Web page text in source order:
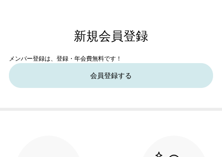
新規会員登録
メンバー登録は、登録・年会費無料です！
会員登録する